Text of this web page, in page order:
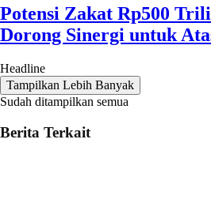
Potensi Zakat Rp500
Dorong Sinergi untuk
Headline
Tampilkan Lebih Banyak
Sudah ditampilkan semua
Berita Terkait